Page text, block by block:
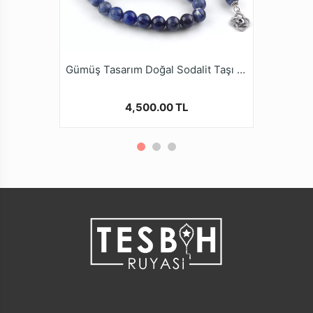
Dizildiği Malzeme Dayanıklı Tesbih Esnek Misina İpi
Tesbih Kutusu
Gümüş Tasarım Doğal Sodalit Taşı Tesbih
4,500.00 TL